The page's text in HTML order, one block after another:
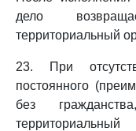
дело
территориальный
23. При
постоянного
без